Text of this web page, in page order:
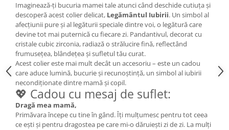
Imaginează-ți bucuria mamei tale atunci când deschide cutiuța și
descoperă acest colier delicat, Legământul Iubirii. Un simbol al
afecțiunii pure și al legăturii speciale dintre voi, o legătură care
devine tot mai puternică cu fiecare zi. Pandantivul, decorat cu
cristale cubic zirconia, radiază o strălucire fină, reflectând
frumusețea, blândețea și sufletul tău curat.
Acest colier este mai mult decât un accesoriu – este un cadou
care aduce lumină, bucurie și recunoștință, un simbol al iubirii
necondiționate dintre mamă și copil.
💖 Cadou cu mesaj de suflet:
Dragă mea mamă,
Primăvara începe cu tine în gând. Îți mulțumesc pentru tot ceea
ce ești și pentru dragostea pe care mi-o dăruiești zi de zi. La mulți